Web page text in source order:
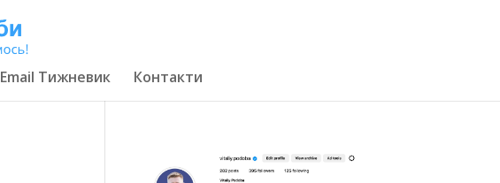
Email Тижневик Контакти